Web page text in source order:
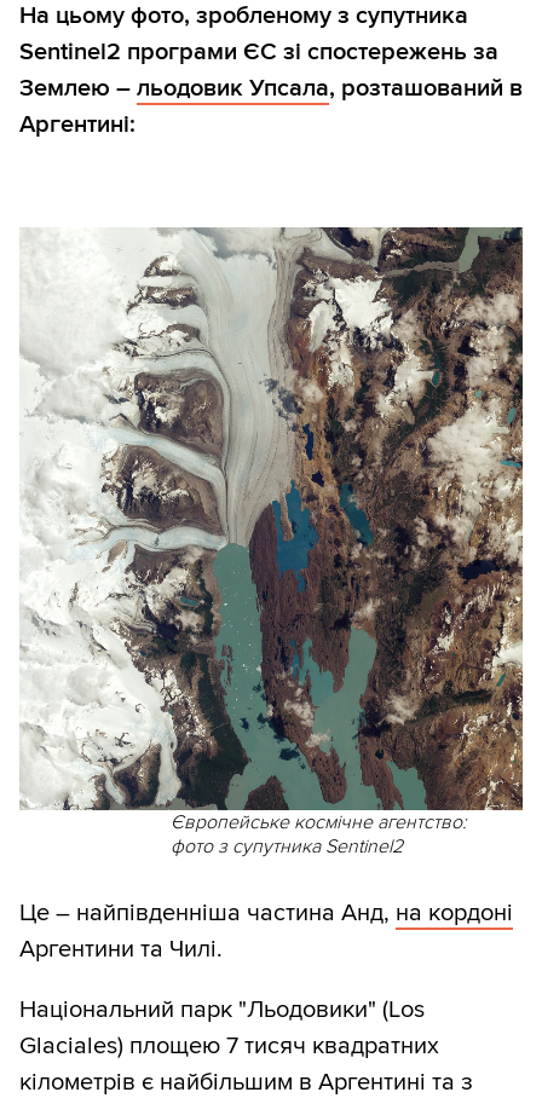
На цьому фото, зробленому з супутника
Sentinel2 програми ЄС зі спостережень за
Землею – льодовик Упсала, розташований в
Аргентині:
Європейське космічне агентство:
фото з супутника Sentinel2
Це – найпівденніша частина Анд, на кордоні
Аргентини та Чилі.
Національний парк "Льодовики" (Los
Glaciales) площею 7 тисяч квадратних
кілометрів є найбільшим в Аргентині та з